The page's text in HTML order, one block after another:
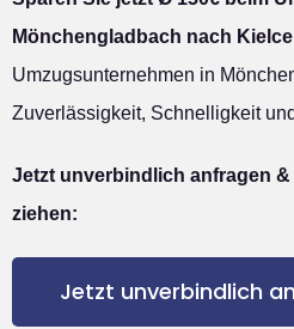
Mönchengladbach nach
Umzugsunternehmen in
Zuverlässigkeit, Schnelligkeit
Jetzt unverbindlich anfragen
ziehen:
Jetzt unverbindlich